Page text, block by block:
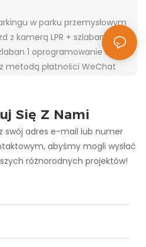
w parku przemysłowym
z kamerą LPR + szlaban 1
1 oprogramowanie do
metodą płatności WeChat
Się Z Nami
swój adres e-mail lub numer
abyśmy mogli wysłać
różnorodnych projektów!